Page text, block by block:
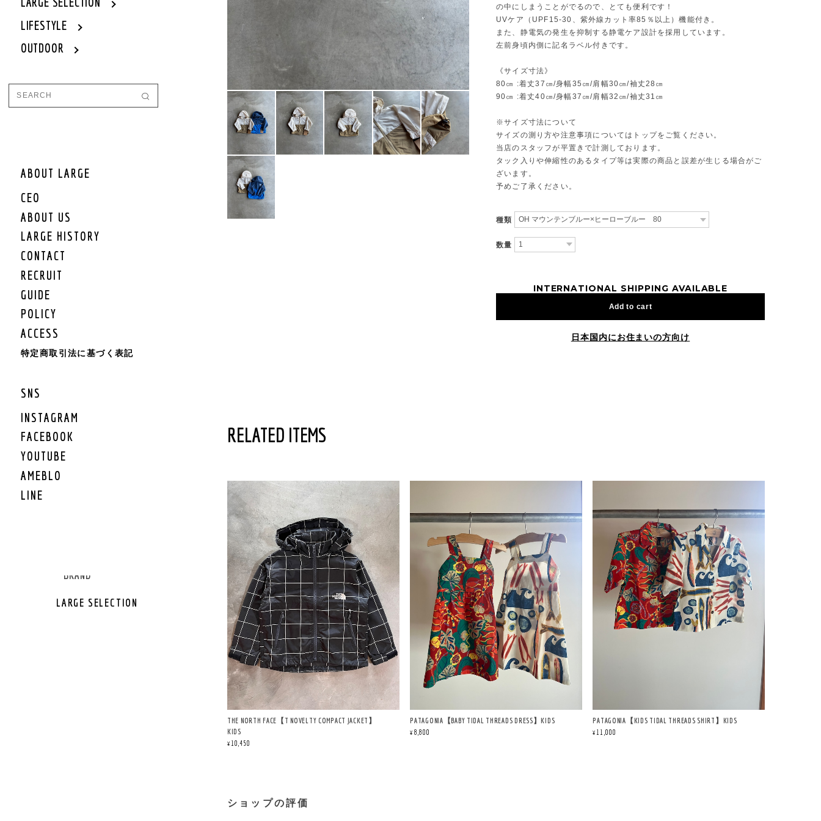
の中にしまうことがでるので、とても便利です！
UVケア（UPF15-30、紫外線カット率85％以上）機能付き。
また、静電気の発生を抑制する静電ケア設計を採用しています。
左前身頃内側に記名ラベル付きです。
《サイズ寸法》
80㎝ :着丈37㎝/身幅35㎝/肩幅30㎝/袖丈28㎝
90㎝ :着丈40㎝/身幅37㎝/肩幅32㎝/袖丈31㎝
※サイズ寸法について
サイズの測り方や注意事項についてはトップをご覧ください。
当店のスタッフが平置きで計測しております。
タック入りや伸縮性のあるタイプ等は実際の商品と誤差が生じる場合がご
ざいます。
予めご了承ください。
種類
数量
INTERNATIONAL SHIPPING AVAILABLE
Add to cart
日本国内にお住まいの方向け
RELATED ITEMS
THE NORTH FACE【T NOVELTY COMPACT JACKET】
KIDS
¥10,450
PATAGONIA【BABY TIDAL THREADS DRESS】KIDS
¥8,800
PATAGONIA【KIDS TIDAL THREADS SHIRT】KIDS
¥11,000
ショップの評価
WOMEN TOPS
WOMEN ONE PIECE
WOMEN CAP/HAT
WOMEN SHOES
WOMEN OTHER
WOMEN BRAND
KIDS OUTER
KIDS TOPS
KIDS BOTTOMS
KIDS CAP/HAT
KIDS BAG
KIDS ACCESSORY
KIDS GOODS
KIDS ROMPERS
KIDS BRAND
LIFESTYLE
GEAR TARP/TENT
GEAR MAT
GEAR BRAND
LARGE SELECTION
LIFESTYLE
OUTDOOR
ABOUT LARGE
CEO
ABOUT US
LARGE HISTORY
CONTACT
RECRUIT
GUIDE
POLICY
ACCESS
特定商取引法に基づく表記
SNS
INSTAGRAM
FACEBOOK
YOUTUBE
AMEBLO
LINE